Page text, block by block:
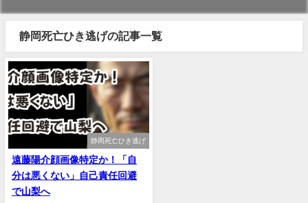
静岡死亡ひき逃げの記事一覧
静岡死亡ひき逃げ
遠藤陽介顔画像特定か！「自
分は悪くない」自己責任回避
で山梨へ